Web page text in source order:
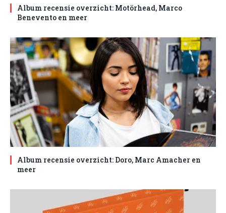
Album recensie overzicht: Motörhead, Marco
Benevento en meer
Album recensie overzicht: Doro, Marc Amacher en
meer